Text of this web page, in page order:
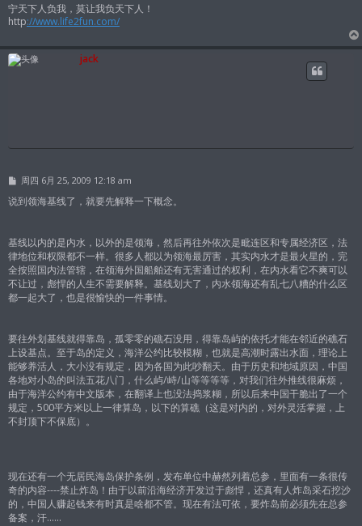
宁天下人负我，莫让我负天下人！
http://www.life2fun.com/
jack
帖
周四 6月 25, 2009 12:18 am
说到领海基线了，就要先解释一下概念。
基线以内的是内水，以外的是领海，然后再往外依次是毗连区和专属经济区，法
律地位和权限都不一样。很多人都以为领海最厉害，其实内水才是最火星的，完
全按照国内法管辖，在领海外国船舶还有无害通过的权利，在内水看它不爽可以
不让过，彪悍的人生不需要解释。基线划大了，内水领海还有乱七八糟的什么区
都一起大了，也是很愉快的一件事情。
要往外划基线就得靠岛，孤零零的礁石没用，得靠岛屿的依托才能在邻近的礁石
上设基点。至于岛的定义，海洋公约比较模糊，也就是高潮时露出水面，理论上
能够养活人，大小没有规定，因为各国为此吵翻天。由于历史和地域原因，中国
各地对小岛的叫法五花八门，什么屿/峙/山等等等等，对我们往外推线很麻烦，
由于海洋公约有中文版本，在翻译上也没法捣浆糊，所以后来中国干脆出了一个
规定，500平方米以上一律算岛，以下的算礁（这是对内的，对外灵活掌握，上
不封顶下不保底）。
现在还有一个无居民海岛保护条例，发布单位中赫然列着总参，里面有一条很传
奇的内容----禁止炸岛！由于以前沿海经济开发过于彪悍，还真有人炸岛采石挖沙
的，中国人赚起钱来有时真是啥都不管。现在有法可依，要炸岛前必须先在总参
备案，汗……